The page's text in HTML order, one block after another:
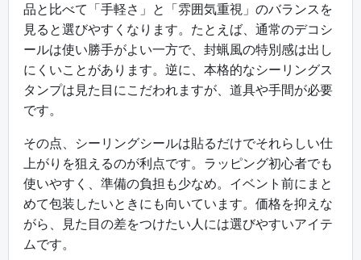
品と比べて「手軽さ」と「雰囲気重視」のバランスを
見ると選びやすくなります。たとえば、通常のデコシ
ールは使い勝手がよい一方で、封蝋風の特別感は出し
にくいことがあります。逆に、本格的なシーリングス
タンプは見た目にこだわれますが、道具や手間が必要
です。
その点、シーリングシールは貼るだけでそれらしい仕
上がりを狙えるのが利点です。ラッピング初心者でも
使いやすく、準備の負担も少なめ。イベント前にまと
めて包装したいときにも向いています。価格を抑えな
がら、見た目の差をつけたい人には選びやすいアイテ
ムです。